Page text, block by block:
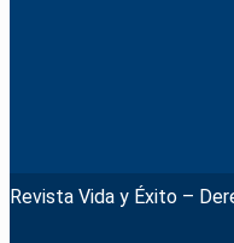
Revista Vida y Éxito –